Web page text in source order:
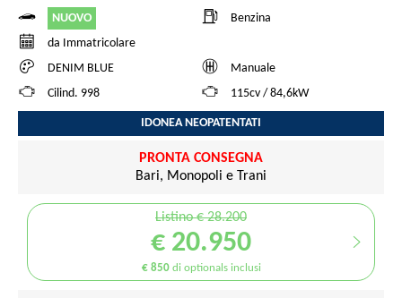
NUOVO
Benzina
da Immatricolare
DENIM BLUE
Manuale
Cilind. 998
115cv / 84,6kW
IDONEA NEOPATENTATI
PRONTA CONSEGNA
Bari, Monopoli e Trani
Listino € 28.200
€ 20.950
€ 850di optionals inclusi